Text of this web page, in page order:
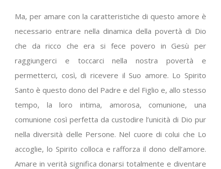
Ma, per amare con la caratteristiche di questo amore è
necessario entrare nella dinamica della povertà di Dio
che da ricco che era si fece povero in Gesù per
raggiungerci e toccarci nella nostra povertà e
permetterci, così, di ricevere il Suo amore. Lo Spirito
Santo è questo dono del Padre e del Figlio e, allo stesso
tempo, la loro intima, amorosa, comunione, una
comunione così perfetta da custodire l’unicità di Dio pur
nella diversità delle Persone. Nel cuore di colui che Lo
accoglie, lo Spirito colloca e rafforza il dono dell’amore.
Amare in verità significa donarsi totalmente e diventare